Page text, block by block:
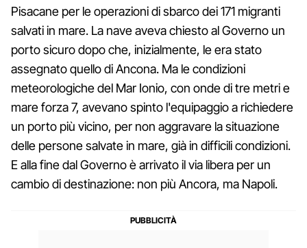
Pisacane per le operazioni di sbarco dei 171 migranti
salvati in mare. La nave aveva chiesto al Governo un
porto sicuro dopo che, inizialmente, le era stato
assegnato quello di Ancona. Ma le condizioni
meteorologiche del Mar Ionio, con onde di tre metri e
mare forza 7, avevano spinto l'equipaggio a richiedere
un porto più vicino, per non aggravare la situazione
delle persone salvate in mare, già in difficili condizioni.
E alla fine dal Governo è arrivato il via libera per un
cambio di destinazione: non più Ancora, ma Napoli.